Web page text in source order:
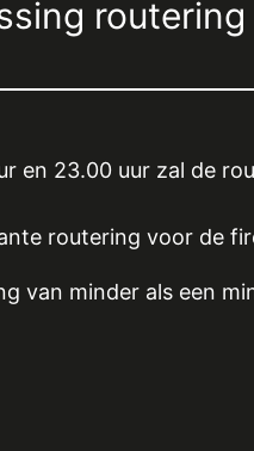
en 23.00 uur zal de
routering voor de
van minder als een